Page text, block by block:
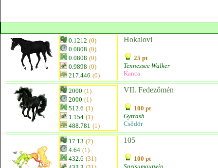
0.1212 (0)
0.0808 (0)
0.0808 (0)
0.9898 (0)
217.446 (0)
Hokalovi
25 pt
Tennessee Walker
Kanca
2000 (1)
2000 (1)
512.6 (1)
1.154 (1)
488.781 (1)
VII. Fedezőmén
100 pt
Gytrash
Csődör
17.13 (2)
4.64 (1)
432.6 (31)
105
100 pt
Sprisumautwin